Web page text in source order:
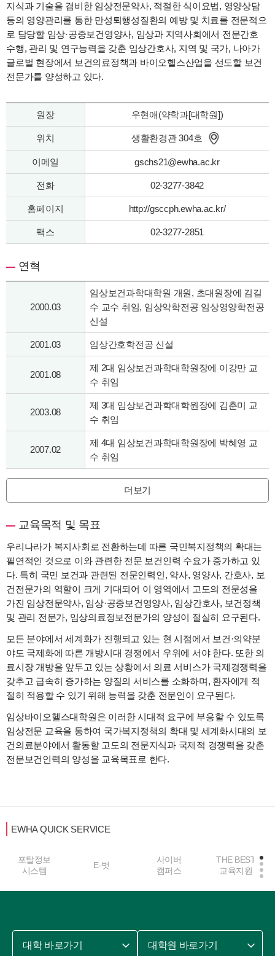
지식과 기술을 겸비한 임상전문약사, 적절한 식이요법, 영양상담
등의 영양관리를 통한 만성퇴행성질환의 예방 및 치료를 전문적으
로 담당할 임상·공중보건영양사, 임상과 지역사회에서 전문간호
수행, 관리 및 연구능력을 갖춘 임상간호사, 지역 및 국가, 나아가
글로벌 현장에서 보건의료정책과 바이오헬스산업을 선도할 보건
전문가를 양성하고 있다.
원장 우현애(약학과[대학원])
위치 생활환경관 304호
이메일 gschs21@ewha.ac.kr
전화 02-3277-3842
홈페이지 http://gsccph.ewha.ac.kr/
팩스 02-3277-2851
연혁
2000.03
임상보건과학대학원 개원, 초대원장에 김길
수 교수 취임, 임상약학전공 임상영양학전공
신설
2001.03 임상간호학전공 신설
2001.08
제 2대 임상보건과학대학원장에 이강만 교
수 취임
2003.08
제 3대 임상보건과학대학원장에 김춘미 교
수 취임
2007.02
제 4대 임상보건과학대학원장에 박혜영 교
수 취임
더보기
교육목적 및 목표
우리나라가 복지사회로 전환하는데 따른 국민복지정책의 확대는
필연적인 것으로 이와 관련한 전문 보건인력 수요가 증가하고 있
다. 특히 국민 보건과 관련된 전문인력인, 약사, 영양사, 간호사, 보
건전문가의 역할이 크게 기대되어 이 영역에서 고도의 전문성을
가진 임상전문약사, 임상·공중보건영양사, 임상간호사, 보건정책
및 관리 전문가, 임상의료정보전문가의 양성이 절실히 요구된다.
모든 분야에서 세계화가 진행되고 있는 현 시점에서 보건·의약분
야도 국제화에 따른 개방시대 경쟁에서 우위에 서야 한다. 또한 의
료시장 개방을 앞두고 있는 상황에서 의료 서비스가 국제경쟁력을
갖추고 급속히 증가하는 양질의 서비스를 소화하며, 환자에게 적
절히 적용할 수 있기 위해 능력을 갖춘 전문인이 요구된다.
임상바이오헬스대학원은 이러한 시대적 요구에 부응할 수 있도록
임상전문 교육을 통하여 국가복지정책의 확대 및 세계화시대의 보
건의료분야에서 활동할 고도의 전문지식과 국제적 경쟁력을 갖춘
전문보건인력의 양성을 교육목표로 한다.
EWHA QUICK SERVICE
포탈정보
시스템
E-벗
사이버
캠퍼스
THE BEST
교육지원
대학 바로가기 대학원 바로가기